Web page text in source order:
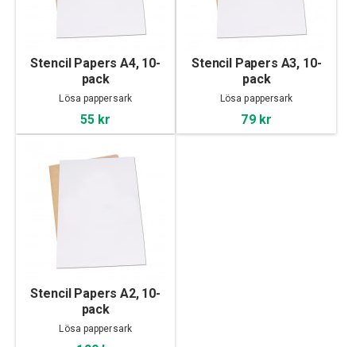
Stencil Papers A4, 10-
pack
Lösa pappersark
55 kr
Stencil Papers A3, 10-
pack
Lösa pappersark
79 kr
Stencil Papers A2, 10-
pack
Lösa pappersark